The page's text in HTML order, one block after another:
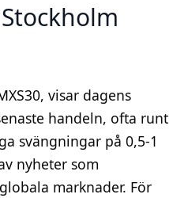
visar dagens
handeln, ofta runt
svängningar på 0,5-1
nyheter som
marknader. För